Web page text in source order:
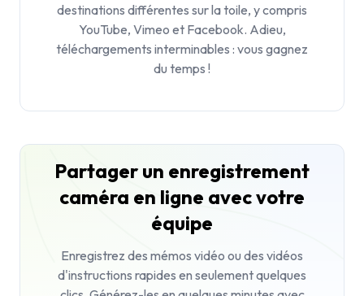
destinations différentes sur la toile, y compris
YouTube, Vimeo et Facebook. Adieu,
téléchargements interminables : vous gagnez
du temps !
Partager un enregistrement
caméra en ligne avec votre
équipe
Enregistrez des mémos vidéo ou des vidéos
d'instructions rapides en seulement quelques